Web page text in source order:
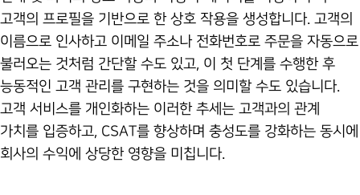
고객의 프로필을 기반으로 한 상호 작용을 생성합니다. 고객의
이름으로 인사하고 이메일 주소나 전화번호로 주문을 자동으로
불러오는 것처럼 간단할 수도 있고, 이 첫 단계를 수행한 후
능동적인 고객 관리를 구현하는 것을 의미할 수도 있습니다.
고객 서비스를 개인화하는 이러한 추세는 고객과의 관계
가치를 입증하고, CSAT를 향상하며 충성도를 강화하는 동시에
회사의 수익에 상당한 영향을 미칩니다.